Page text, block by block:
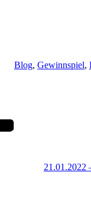
Blog, Gewinnspiel,
21.01.2022